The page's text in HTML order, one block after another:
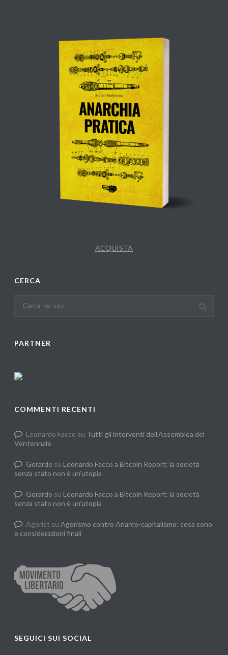
ACQUISTA
CERCA
PARTNER
COMMENTI RECENTI
Leonardo Facco su Tutti gli interventi dell’Assemblea del
Ventennale
Gerardo su Leonardo Facco a Bitcoin Report: la società
senza stato non è un’utopia
Gerardo su Leonardo Facco a Bitcoin Report: la società
senza stato non è un’utopia
Agorist suAgorismo contro Anarco-capitalismo: cosa sono
e considerazioni finali
SEGUICI SUI SOCIAL